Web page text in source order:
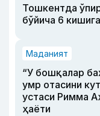
Тошкентда
бўйича 6
Маданият
“У бошқалар
умр отасини
устаси Римма
ҳаёти